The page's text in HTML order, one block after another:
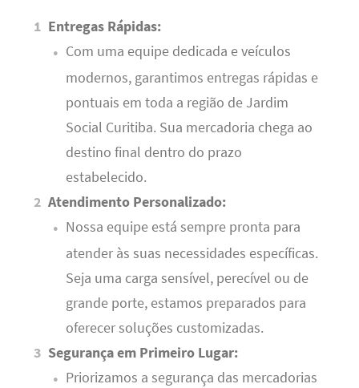
Entregas Rápidas:
Com uma equipe dedicada e veículos
modernos, garantimos entregas rápidas e
pontuais em toda a região de Jardim
Social Curitiba. Sua mercadoria chega ao
destino final dentro do prazo
estabelecido.
Atendimento Personalizado:
Nossa equipe está sempre pronta para
atender às suas necessidades específicas.
Seja uma carga sensível, perecível ou de
grande porte, estamos preparados para
oferecer soluções customizadas.
Segurança em Primeiro Lugar:
Priorizamos a segurança das mercadorias